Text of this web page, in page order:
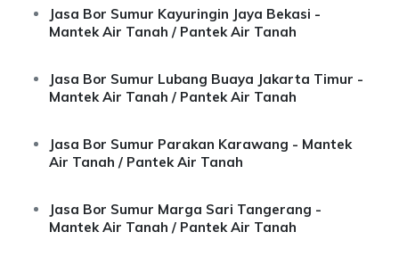
Jasa Bor Sumur Kayuringin Jaya Bekasi -
Mantek Air Tanah / Pantek Air Tanah
Jasa Bor Sumur Lubang Buaya Jakarta Timur -
Mantek Air Tanah / Pantek Air Tanah
Jasa Bor Sumur Parakan Karawang - Mantek
Air Tanah / Pantek Air Tanah
Jasa Bor Sumur Marga Sari Tangerang -
Mantek Air Tanah / Pantek Air Tanah